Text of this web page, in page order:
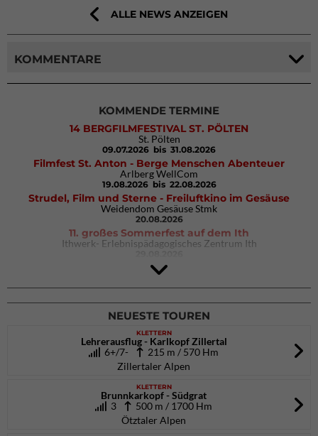
ALLE NEWS ANZEIGEN
KOMMENTARE
KOMMENDE TERMINE
14 BERGFILMFESTIVAL ST. PÖLTEN
St. Pölten
09.07.2026 bis 31.08.2026
Filmfest St. Anton - Berge Menschen Abenteuer
Arlberg WellCom
19.08.2026 bis 22.08.2026
Strudel, Film und Sterne - Freiluftkino im Gesäuse
Weidendom Gesäuse Stmk
20.08.2026
11. großes Sommerfest auf dem Ith
Ithwerk- Erlebnispädagogisches Zentrum Ith
4Blocs KIDS 2026
DAV Kletter- & Boulderzentrum München Süd (Thalkirchen)
26.09.2026
NEUESTE TOUREN
KLETTERN
Lehrerausflug - Karlkopf Zillertal
6+/7-
215 m / 570 Hm
Zillertaler Alpen
KLETTERN
Brunnkarkopf - Südgrat
3
500 m / 1700 Hm
Ötztaler Alpen